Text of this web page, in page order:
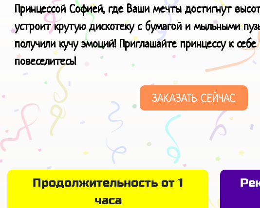
Принцессой Софией, где Ваши мечты достигнут
устроит крутую дискотеку с бумагой и мыльными
получили кучу эмоций! Приглашайте принцессу к
повеселитесь!
ЗАКАЗАТЬ СЕЙЧАС
Продолжительность от 1
часа